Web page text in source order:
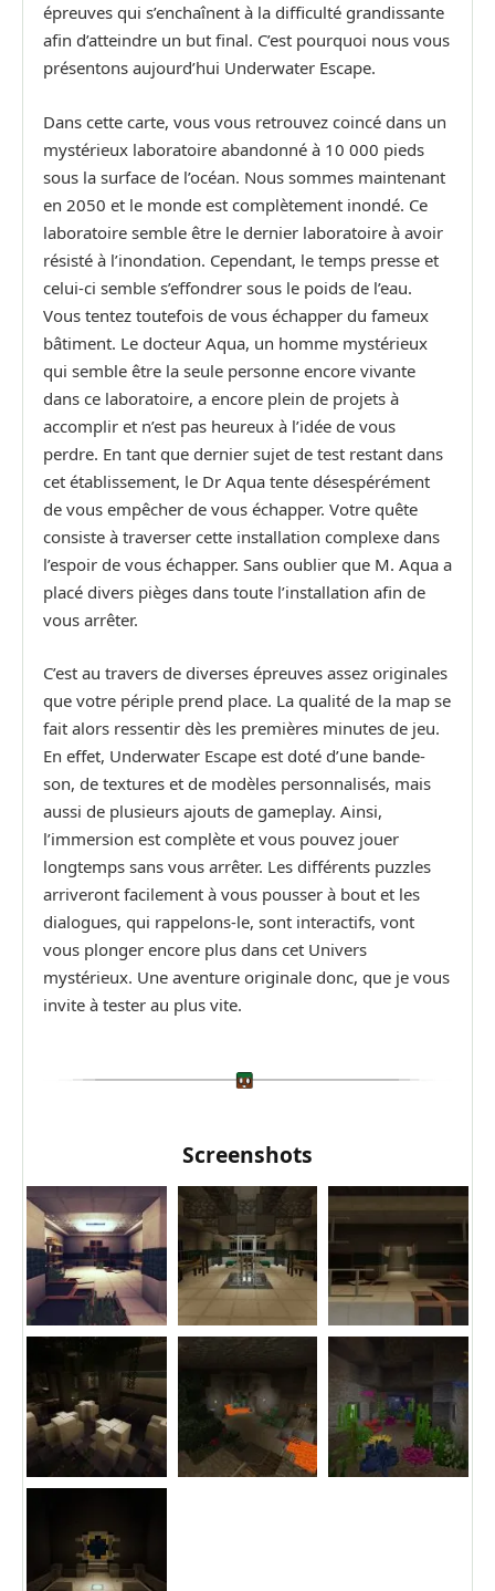
épreuves qui s’enchaînent à la difficulté grandissante
afin d’atteindre un but final. C’est pourquoi nous vous
présentons aujourd’hui Underwater Escape.
Dans cette carte, vous vous retrouvez coincé dans un
mystérieux laboratoire abandonné à 10 000 pieds
sous la surface de l’océan. Nous sommes maintenant
en 2050 et le monde est complètement inondé. Ce
laboratoire semble être le dernier laboratoire à avoir
résisté à l’inondation. Cependant, le temps presse et
celui-ci semble s’effondrer sous le poids de l’eau.
Vous tentez toutefois de vous échapper du fameux
bâtiment. Le docteur Aqua, un homme mystérieux
qui semble être la seule personne encore vivante
dans ce laboratoire, a encore plein de projets à
accomplir et n’est pas heureux à l’idée de vous
perdre. En tant que dernier sujet de test restant dans
cet établissement, le Dr Aqua tente désespérément
de vous empêcher de vous échapper. Votre quête
consiste à traverser cette installation complexe dans
l’espoir de vous échapper. Sans oublier que M. Aqua a
placé divers pièges dans toute l’installation afin de
vous arrêter.
C’est au travers de diverses épreuves assez originales
que votre périple prend place. La qualité de la map se
fait alors ressentir dès les premières minutes de jeu.
En effet, Underwater Escape est doté d’une bande-
son, de textures et de modèles personnalisés, mais
aussi de plusieurs ajouts de gameplay. Ainsi,
l’immersion est complète et vous pouvez jouer
longtemps sans vous arrêter. Les différents puzzles
arriveront facilement à vous pousser à bout et les
dialogues, qui rappelons-le, sont interactifs, vont
vous plonger encore plus dans cet Univers
mystérieux. Une aventure originale donc, que je vous
invite à tester au plus vite.
Screenshots